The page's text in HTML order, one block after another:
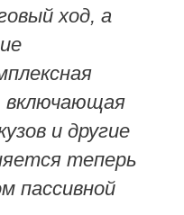
ход, а
и другие
теперь
пассивной